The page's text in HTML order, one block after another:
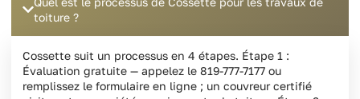
toiture ?
Cossette suit un processus en 4 étapes. Étape 1 :
Évaluation gratuite — appelez le 819-777-7177 ou
remplissez le formulaire en ligne ; un couvreur certifié